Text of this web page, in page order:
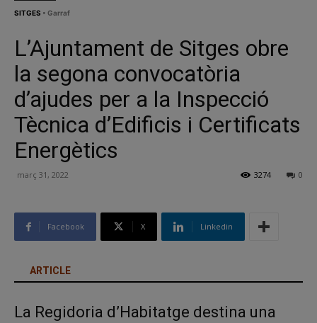
SITGES • Garraf
L’Ajuntament de Sitges obre
la segona convocatòria
d’ajudes per a la Inspecció
Tècnica d’Edificis i Certificats
Energètics
març 31, 2022 0
3274
Facebook X Linkedin
ARTICLE
La Regidoria d’Habitatge destina una